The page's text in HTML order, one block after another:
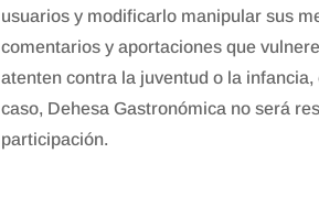
usuarios y modificarlo manipular sus
comentarios y aportaciones que
atenten contra la juventud o la
caso, Dehesa Gastronómica no será
participación.